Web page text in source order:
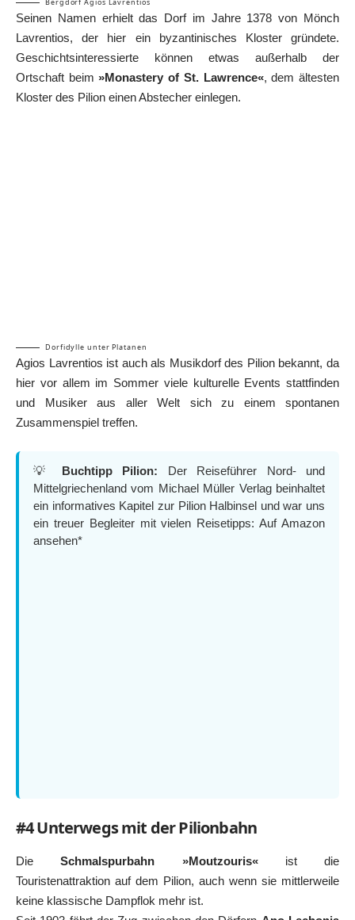
Seinen Namen erhielt das Dorf im Jahre 1378 von Mönch
Lavrentios, der hier ein byzantinisches Kloster gründete.
Geschichtsinteressierte können etwas außerhalb der
Ortschaft beim»Monastery of St. Lawrence«, dem ältesten
Kloster des Pilion einen Abstecher einlegen.
Dorfidylle unter Platanen
Agios Lavrentios ist auch als Musikdorf des Pilion bekannt, da
hier vor allem im Sommer viele kulturelle Events stattfinden
und Musiker aus aller Welt sich zu einem spontanen
Zusammenspiel treffen.
💡 Buchtipp Pilion: Der Reiseführer Nord- und
Mittelgriechenland vom Michael Müller Verlag beinhaltet
ein informatives Kapitel zur Pilion Halbinsel und war uns
ein treuer Begleiter mit vielen Reisetipps:Auf Amazon
ansehen*
#4 Unterwegs mit der Pilionbahn
DieSchmalspurbahn »Moutzouris«ist die
Touristenattraktion auf dem Pilion, auch wenn sie mittlerweile
keine klassische Dampflok mehr ist.